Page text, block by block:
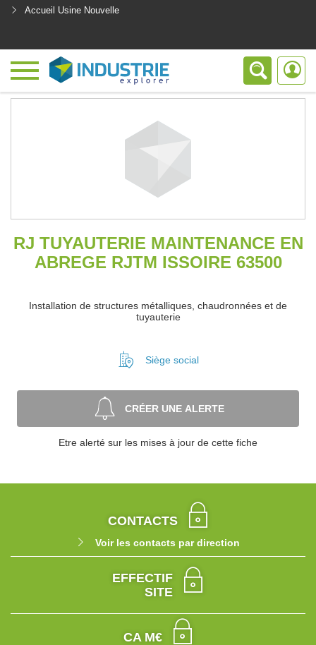
Accueil Usine Nouvelle
RJ TUYAUTERIE MAINTENANCE EN
ABREGE RJTM ISSOIRE 63500
Installation de structures métalliques, chaudronnées et de
tuyauterie
Siège social
CRÉER UNE ALERTE
Etre alerté sur les mises à jour de cette fiche
CONTACTS
Voir les contacts par direction
EFFECTIF
SITE
CA M€